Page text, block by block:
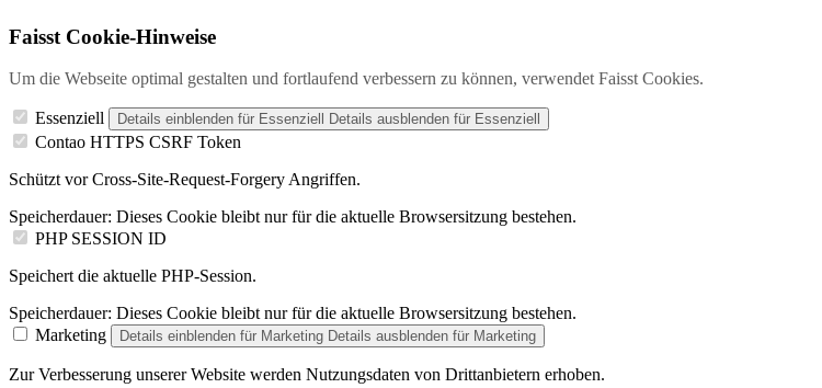
Faisst Cookie-Hinweise
Um die Webseite optimal gestalten und fortlaufend verbessern zu können, verwendet Faisst Cookies.
Essenziell Details einblenden für Essenziell Details ausblenden für Essenziell
Contao HTTPS CSRF Token
Schützt vor Cross-Site-Request-Forgery Angriffen.
Speicherdauer: Dieses Cookie bleibt nur für die aktuelle Browsersitzung bestehen.
PHP SESSION ID
Speichert die aktuelle PHP-Session.
Speicherdauer: Dieses Cookie bleibt nur für die aktuelle Browsersitzung bestehen.
Marketing
Details einblenden für Marketing Details ausblenden für Marketing
Zur Verbesserung unserer Website werden Nutzungsdaten von Drittanbietern erhoben.